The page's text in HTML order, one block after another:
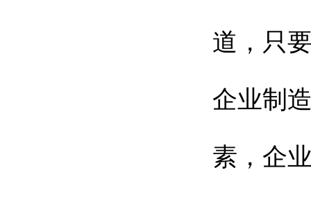
道，只
企业制
素，企